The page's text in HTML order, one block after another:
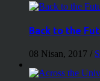
Back to the
08 Nisan, 2017 /